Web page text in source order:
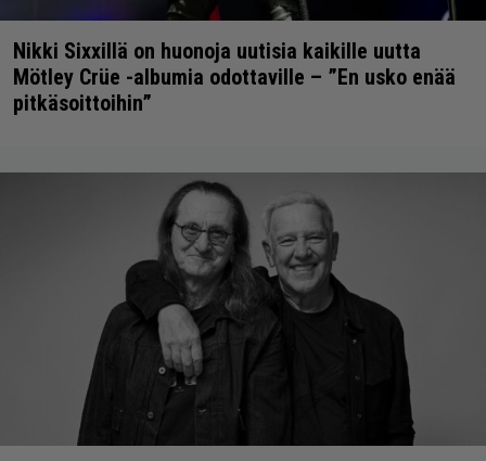
Nikki Sixxillä on huonoja uutisia kaikille uutta
Mötley Crüe -albumia odottaville – ”En usko enää
pitkäsoittoihin”